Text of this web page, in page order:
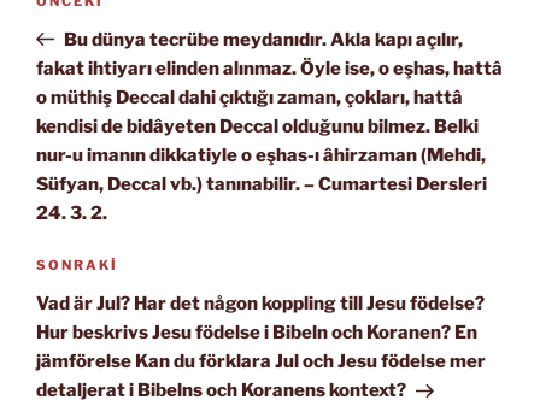
YazıBu dünya tecrübe meydanıdır. Akla kapı açılır,
fakat ihtiyarı elinden alınmaz. Öyle ise, o eşhas, hattâ
o müthiş Deccal dahi çıktığı zaman, çokları, hattâ
kendisi de bidâyeten Deccal olduğunu bilmez. Belki
nur-u imanın dikkatiyle o eşhas-ı âhirzaman (Mehdi,
Süfyan, Deccal vb.) tanınabilir. – Cumartesi Dersleri
24. 3. 2.
Sonraki
Yazı
SONRAKI
Vad är Jul? Har det någon koppling till Jesu födelse?
Hur beskrivs Jesu födelse i Bibeln och Koranen? En
jämförelse Kan du förklara Jul och Jesu födelse mer
detaljerat i Bibelns och Koranens kontext?